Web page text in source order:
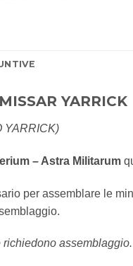
YARRICK
YARRICK)
– Astra Militarum
per assemblare le